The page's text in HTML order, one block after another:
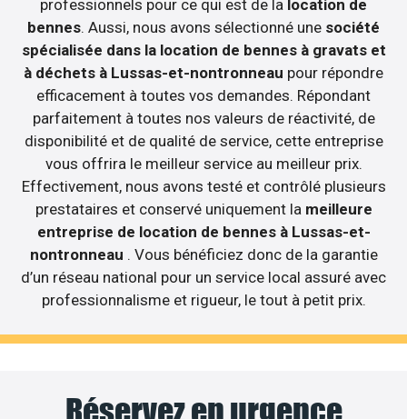
professionnels pour ce qui est de la location de
bennes. Aussi, nous avons sélectionné une société
spécialisée dans la location de bennes à gravats et
à déchets à Lussas-et-nontronneau pour répondre
efficacement à toutes vos demandes. Répondant
parfaitement à toutes nos valeurs de réactivité, de
disponibilité et de qualité de service, cette entreprise
vous offrira le meilleur service au meilleur prix.
Effectivement, nous avons testé et contrôlé plusieurs
prestataires et conservé uniquement la meilleure
entreprise de location de bennes à Lussas-et-
nontronneau . Vous bénéficiez donc de la garantie
d’un réseau national pour un service local assuré avec
professionnalisme et rigueur, le tout à petit prix.